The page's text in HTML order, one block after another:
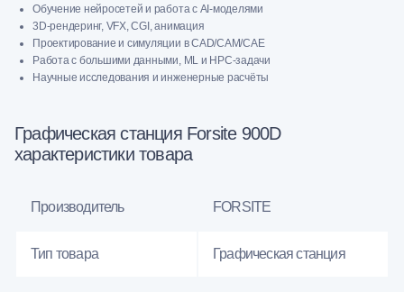
Обучение нейросетей и работа с AI-моделями
3D-рендеринг, VFX, CGI, анимация
Проектирование и симуляции в CAD/CAM/CAE
Работа с большими данными, ML и HPC-задачи
Научные исследования и инженерные расчёты
Графическая станция Forsite 900D
характеристики товара
Производитель FORSITE
Тип товара Графическая станция